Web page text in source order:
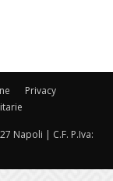
Privacy
Napoli | C.F. P.Iva: